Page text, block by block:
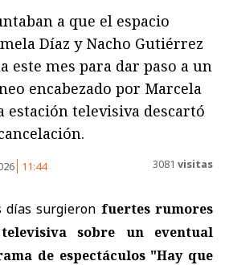
a que el espacio
Díaz y Nacho Gutiérrez
este mes para dar paso a un
encabezado por Marcela
estación televisiva descartó
11:44 3081 visitas
días surgieron fuertes rumores
sobre un eventual
de espectáculos "Hay que